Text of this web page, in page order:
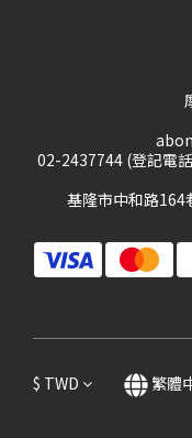
02-2437744 (登記電
基隆市中和路164
$ TWD 繁體